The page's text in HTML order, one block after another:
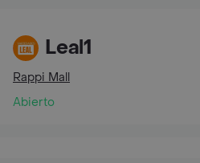
Leal1
Rappi Mall
Abierto